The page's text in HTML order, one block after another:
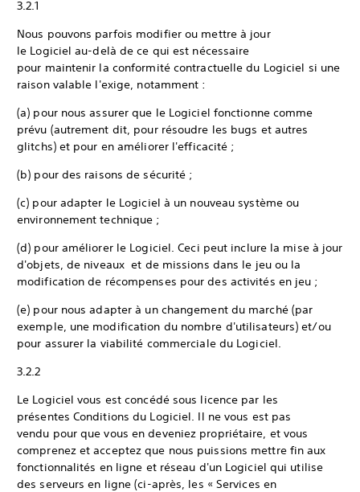
3.2.1
Nous pouvons parfois modifier ou mettre à jour
le Logiciel au-delà de ce qui est nécessaire
pour maintenir la conformité contractuelle du Logiciel si une
raison valable l'exige, notamment :
(a) pour nous assurer que le Logiciel fonctionne comme
prévu (autrement dit, pour résoudre les bugs et autres
glitchs) et pour en améliorer l'efficacité ;
(b) pour des raisons de sécurité ;
(c) pour adapter le Logiciel à un nouveau système ou
environnement technique ;
(d) pour améliorer le Logiciel. Ceci peut inclure la mise à jour
d'objets, de niveaux et de missions dans le jeu ou la
modification de récompenses pour des activités en jeu ;
(e) pour nous adapter à un changement du marché (par
exemple, une modification du nombre d'utilisateurs) et/ou
pour assurer la viabilité commerciale du Logiciel.
3.2.2
Le Logiciel vous est concédé sous licence par les
présentes Conditions du Logiciel. Il ne vous est pas
vendu pour que vous en deveniez propriétaire, et vous
comprenez et acceptez que nous puissions mettre fin aux
fonctionnalités en ligne et réseau d'un Logiciel qui utilise
des serveurs en ligne (ci-après, les « Services en